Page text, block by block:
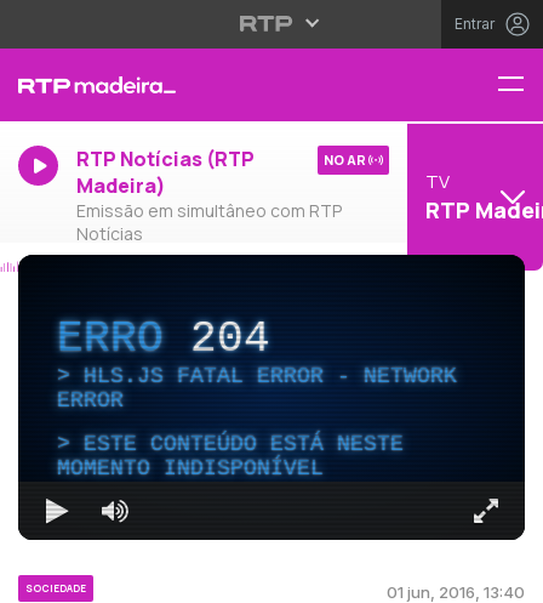
Entrar
RTP Notícias (RTP
Madeira)
Emissão em simultâneo com RTP
Notícias
NO AR
TV
RTP
ERRO204
HLS.JS FATAL ERROR - NETWORK
ERROR
ESTE CONTEÚDO ESTÁ NESTE
MOMENTO INDISPONÍVEL
SOCIEDADE 01 jun, 2016, 13:40